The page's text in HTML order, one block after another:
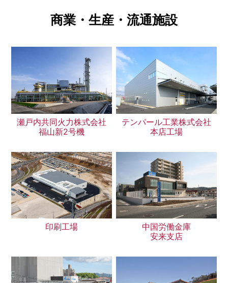
商業・生産・流通施設
瀬戸内共同火力株式会社
福山新2号機
テンパール工業株式会社
本店工場
印刷工場
中国労働金庫
安来支店